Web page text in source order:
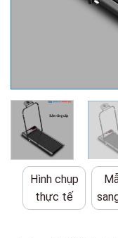
Hình chụp
thực tế